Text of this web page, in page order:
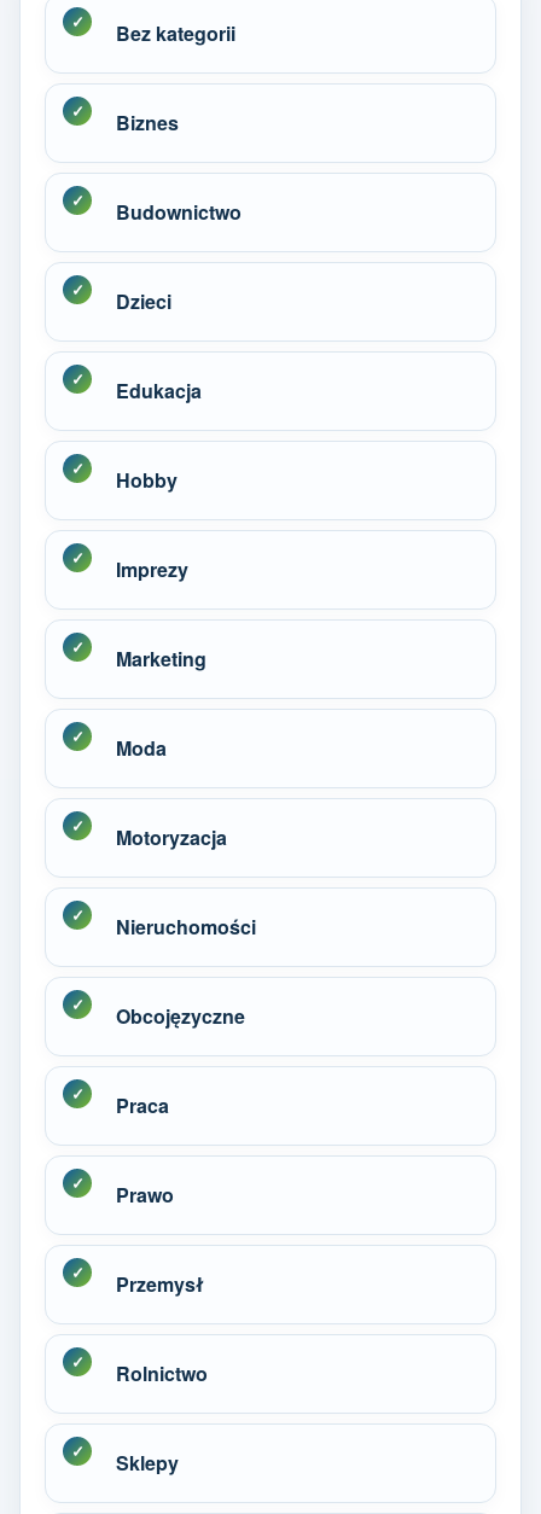
Bez kategorii
Biznes
Budownictwo
Dzieci
Edukacja
Hobby
Imprezy
Marketing
Moda
Motoryzacja
Nieruchomości
Obcojęzyczne
Praca
Prawo
Przemysł
Rolnictwo
Sklepy